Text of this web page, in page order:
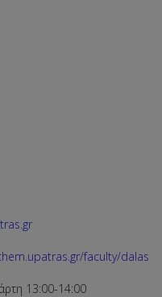
faculty/dalas
13:00-14:00